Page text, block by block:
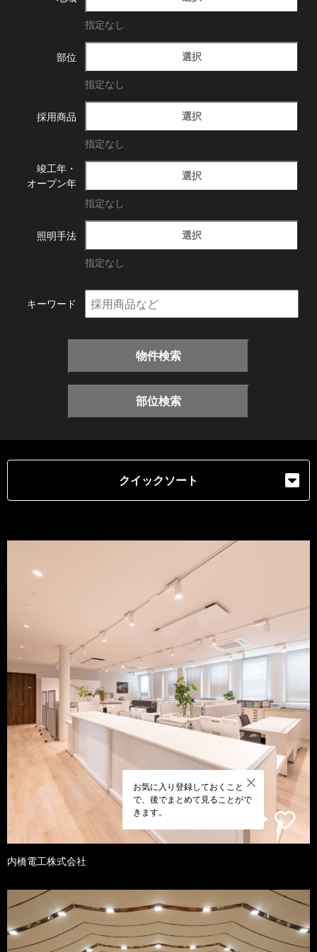
指定なし
部位 選択
指定なし
採用商品 選択
指定なし
竣工年・
オープン年
選択
指定なし
照明手法 選択
指定なし
キーワード
物件検索
部位検索
クイックソート
お気に入り登録しておくこと
で、後でまとめて見ることがで
きます。
内橋電工株式会社